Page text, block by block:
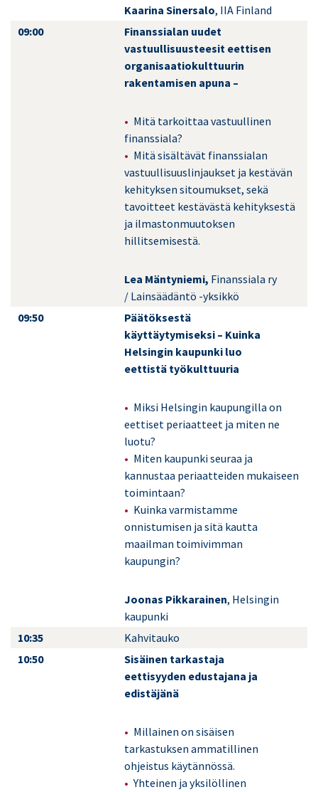
Kaarina Sinersalo, IIA Finland
09:00
Finanssialan uudet
vastuullisuusteesit eettisen
organisaatiokulttuurin
rakentamisen apuna –
Mitä tarkoittaa vastuullinen
finanssiala?
Mitä sisältävät finanssialan
vastuullisuuslinjaukset ja kestävän
kehityksen sitoumukset, sekä
tavoitteet kestävästä kehityksestä
ja ilmastonmuutoksen
hillitsemisestä.
Lea Mäntyniemi, Finanssiala ry
/ Lainsäädäntö -yksikkö
09:50
Päätöksestä
käyttäytymiseksi – Kuinka
Helsingin kaupunki luo
eettistä työkulttuuria
Miksi Helsingin kaupungilla on
eettiset periaatteet ja miten ne
luotu?
Miten kaupunki seuraa ja
kannustaa periaatteiden mukaiseen
toimintaan?
Kuinka varmistamme
onnistumisen ja sitä kautta
maailman toimivimman
kaupungin?
Joonas Pikkarainen, Helsingin
kaupunki
10:35
Kahvitauko
10:50
Sisäinen tarkastaja
eettisyyden edustajana ja
edistäjänä
Millainen on sisäisen
tarkastuksen ammatillinen
ohjeistus käytännössä.
Yhteinen ja yksilöllinen